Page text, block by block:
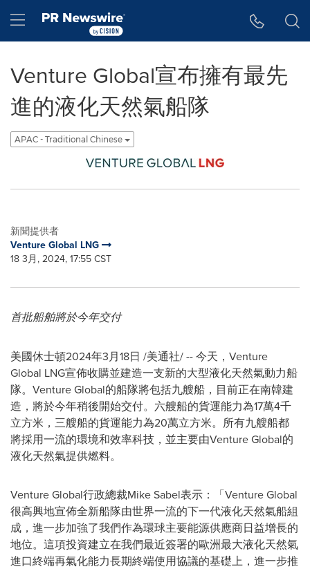
Hamburger menu
Venture Global宣布擁有最先
進的液化天然氣船隊
APAC - Traditional Chinese
新聞提供者
Venture Global LNG
18 3月, 2024, 17:55 CST
首批船舶將於今年交付
美國休士頓2024年3月18日 /美通社/ -- 今天，Venture
Global LNG宣佈收購並建造一支新的大型液化天然氣動力船
隊。Venture Global的船隊將包括九艘船，目前正在南韓建
造，將於今年稍後開始交付。六艘船的貨運能力為17萬4千
立方米，三艘船的貨運能力為20萬立方米。所有九艘船都
將採用一流的環境和效率科技，並主要由Venture Global的
液化天然氣提供燃料。
Venture Global行政總裁Mike Sabel表示：「Venture Global
很高興地宣佈全新船隊由世界一流的下一代液化天然氣船組
成，進一步加強了我們作為環球主要能源供應商日益增長的
地位。這項投資建立在我們最近簽署的歐洲最大液化天然氣
進口終端再氣化能力長期終端使用協議的基礎上，進一步推